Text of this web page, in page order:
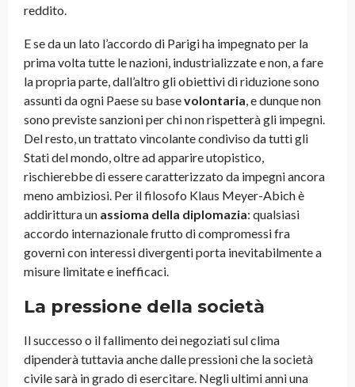
reddito.
E se da un lato l’accordo di Parigi ha impegnato per la
prima volta tutte le nazioni, industrializzate e non, a fare
la propria parte, dall’altro gli obiettivi di riduzione sono
assunti da ogni Paese su basevolontaria, e dunque non
sono previste sanzioni per chi non rispetterà gli impegni.
Del resto, un trattato vincolante condiviso da tutti gli
Stati del mondo, oltre ad apparire utopistico,
rischierebbe di essere caratterizzato da impegni ancora
meno ambiziosi. Per il filosofo Klaus Meyer-Abich è
addirittura un assioma della diplomazia: qualsiasi
accordo internazionale frutto di compromessi fra
governi con interessi divergenti porta inevitabilmente a
misure limitate e inefficaci.
La pressione della società
Il successo o il fallimento dei negoziati sul clima
dipenderà tuttavia anche dalle pressioni che la società
civile sarà in grado di esercitare. Negli ultimi anni una